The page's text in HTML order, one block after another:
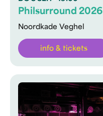
Noordkade Veghel
Philsurround 2026
info & tickets